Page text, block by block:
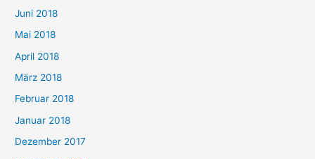
Juni 2018
Mai 2018
April 2018
März 2018
Februar 2018
Januar 2018
Dezember 2017